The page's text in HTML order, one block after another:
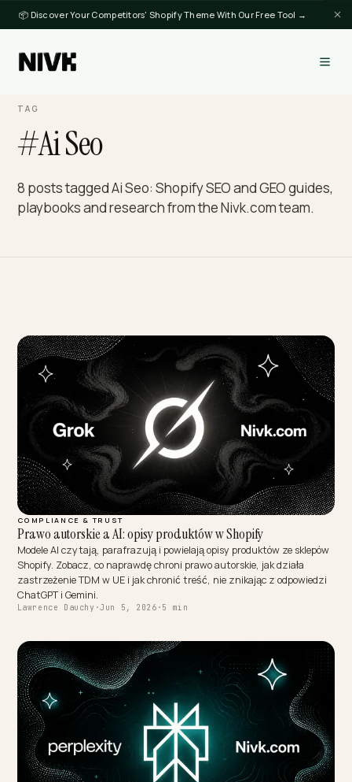
📦 Discover Your Competitors' Shopify Theme With Our Free Tool →
#Ai Seo
8 posts tagged Ai Seo: Shopify SEO and GEO
COMPLIANCE & TRUST
Prawo autorskie a AI: opisy produktów w Shopify
Modele AI czytają, parafrazują i powielają opisy produktów ze
zastrzeżenie TDM w UE i jak chronić treść, nie znikając z
ChatGPT i Gemini.
Lawrence Dauchy·Jun 5, 2026 5 min